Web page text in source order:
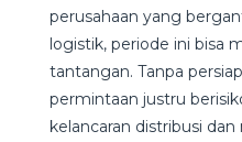
perusahaan yang
logistik, periode ini bisa
tantangan. Tanpa
permintaan justru
kelancaran distribusi